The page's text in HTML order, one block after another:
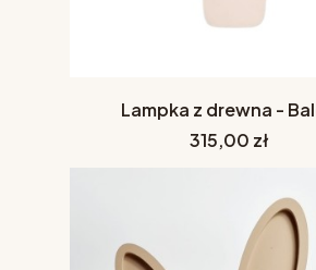
Lampka z drewna -
Cena
315,00 zł